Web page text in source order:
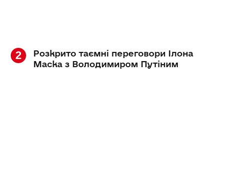
Розкрито таємні переговори Ілона
Маска з Володимиром Путіним